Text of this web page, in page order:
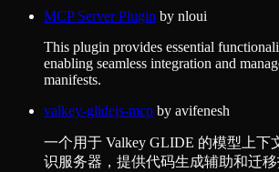
MCP Server Plugin by nloui
This plugin provides essential
enabling seamless integration and
manifests.
valkey-glidejs-mcp by avifenesh
一个用于 Valkey GLIDE 的模型上下
识服务器，提供代码生成辅助和迁